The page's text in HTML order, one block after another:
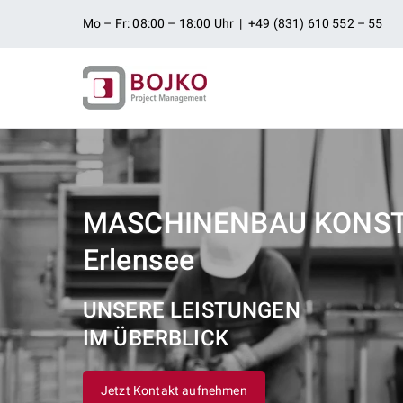
Mo – Fr: 08:00 – 18:00 Uhr | +49 (831) 610 552 – 55
MASCHINENBAU
Erlensee
UNSERE LEISTUNGEN
IM ÜBERBLICK
Jetzt Kontakt aufnehmen